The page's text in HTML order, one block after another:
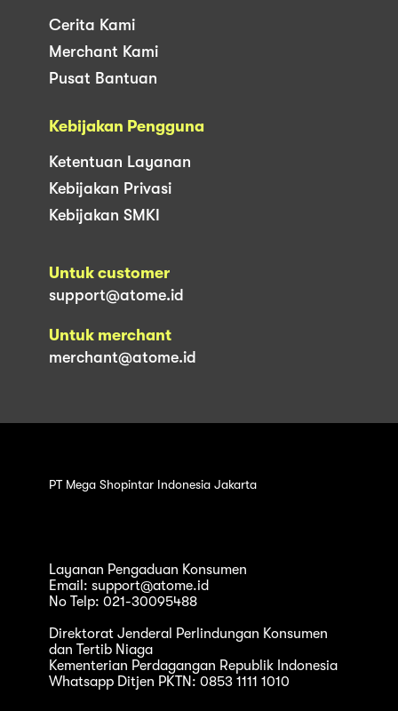
Cerita Kami
Merchant Kami
Pusat Bantuan
Kebijakan Pengguna
Ketentuan Layanan
Kebijakan Privasi
Kebijakan SMKI
Untuk customer
support@atome.id
Untuk merchant
merchant@atome.id
PT Mega Shopintar Indonesia Jakarta
Layanan Pengaduan Konsumen
Email: support@atome.id
No Telp: 021-30095488
Direktorat Jenderal Perlindungan Konsumen
dan Tertib Niaga
Kementerian Perdagangan Republik Indonesia
Whatsapp Ditjen PKTN: 0853 1111 1010